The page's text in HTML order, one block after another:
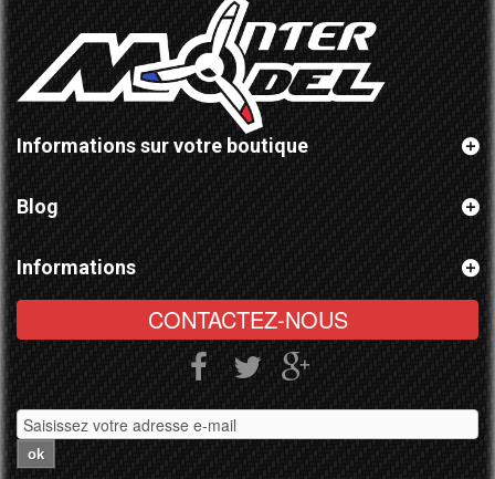
Informations sur votre boutique
Blog
Informations
CONTACTEZ-NOUS
ok